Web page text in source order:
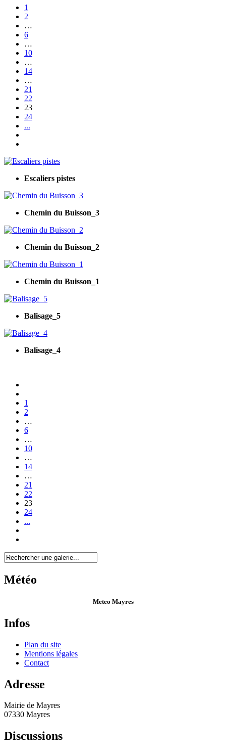
1
2
…
6
…
10
…
14
…
21
22
23
24
...
Escaliers pistes
Chemin du Buisson_3
Chemin du Buisson_2
Chemin du Buisson_1
Balisage_5
Balisage_4
1
2
…
6
…
10
…
14
…
21
22
23
24
...
Météo
Meteo Mayres
Infos
Plan du site
Mentions légales
Contact
Adresse
Mairie de Mayres
07330 Mayres
Discussions